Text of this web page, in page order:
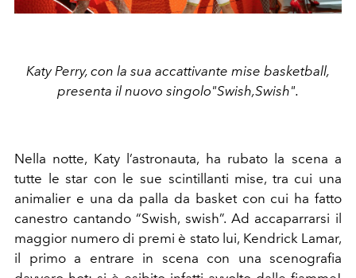
Katy Perry, con la sua accattivante mise basketball,
presenta il nuovo singolo"Swish,Swish".
Nella notte, Katy l’astronauta, ha rubato la scena a
tutte le star con le sue scintillanti mise, tra cui una
animalier e una da palla da basket con cui ha fatto
canestro cantando “Swish, swish”. Ad accaparrarsi il
maggior numero di premi è stato lui, Kendrick Lamar,
il primo a entrare in scena con una scenografia